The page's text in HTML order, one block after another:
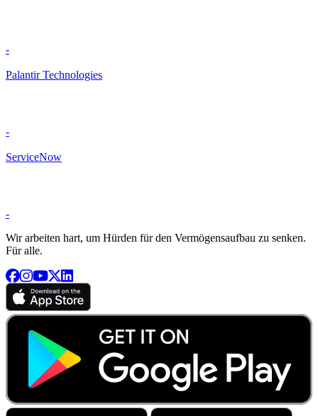
-
Palantir Technologies
-
ServiceNow
-
Wir arbeiten hart, um Hürden für den Vermögensaufbau zu senken.
Für alle.